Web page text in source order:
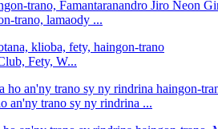
trano, lamaody ...
Fety, W...
an'ny trano sy ny rindrina ...